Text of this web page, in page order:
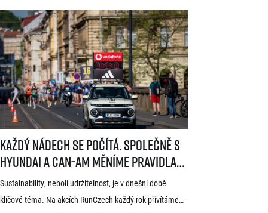
Generali 1/2Maraton Praha. Do povědomí běžců se
dostal nejen trasou vedoucí srdcem historické Prahy, ale
i tradicí a naprosto jedinečnou atmosférou. Pyšní se
známkou kvality World Athletics Elite Label, spadá do
seriálu evropských půlmaratonů zvaného SuperHalfs
a jedná se o nejžádanější z pěti závodů RunCzech Halfs.
[…]
Každý nádech se počítá. Společně s
Hyundai a Can-Am měníme pravidla
hry
Sustainability, neboli udržitelnost, je v dnešní době
klíčové téma. Na akcích RunCzech každý rok přivítáme
Každý nádech se počítá. Společně s Hyundai a Can-Am měníme